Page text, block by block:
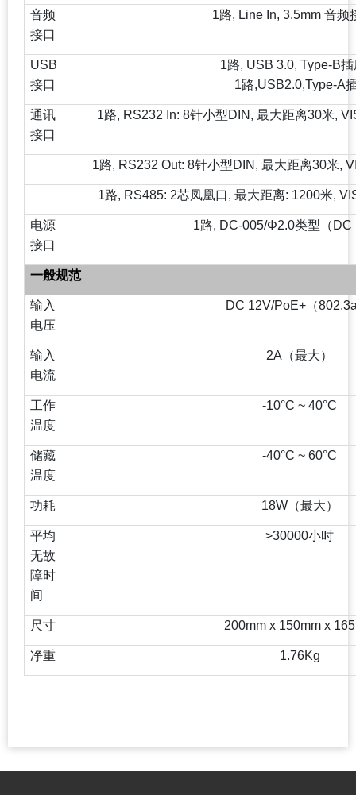
音频
接口
1路, Line In, 3.5mm 音频
USB
接口
1路, USB 3.0, Type-B
1路,USB2.0,Type-A
通讯
接口
1路, RS232 In: 8针小型DIN, 最大距离30米,
1路, RS232 Out: 8针小型DIN, 最大距离30米,
1路, RS485: 2芯凤凰口, 最大距离: 1200米,
电源
接口
1路, DC-005/Φ2.0类型（DC
一般规范
输入
电压
DC 12V/PoE+ （
输入
电流
2A （最大）
工作
温度
-10°C ~ 40°C
储藏
温度
-40°C ~ 60°C
功耗 18W（最大）
平均
无故
障时
间
>30000小时
尺寸 200mm x 150mm x
净重 1.76Kg